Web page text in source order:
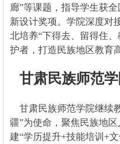
廊”等课题，指导学生获
新设计奖项。学院深度对
北培养“下得去、留得住
护者，打造民族地区教育
甘肃民族师范
甘肃民族师范学院继续
疆”为使命，聚焦民族地
建“学历提升+技能培训+